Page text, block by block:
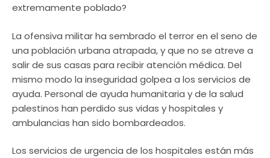
extremamente poblado?
La ofensiva militar ha sembrado el terror en el seno de
una población urbana atrapada, y que no se atreve a
salir de sus casas para recibir atención médica. Del
mismo modo la inseguridad golpea a los servicios de
ayuda. Personal de ayuda humanitaria y de la salud
palestinos han perdido sus vidas y hospitales y
ambulancias han sido bombardeados.
Los servicios de urgencia de los hospitales están más